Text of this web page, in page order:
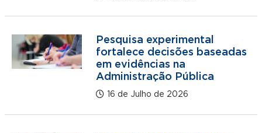
Pesquisa experimental
fortalece decisões baseadas
em evidências na
Administração Pública
16 de Julho de 2026